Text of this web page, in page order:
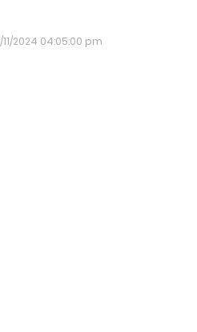
11/2024 04:05:00 pm